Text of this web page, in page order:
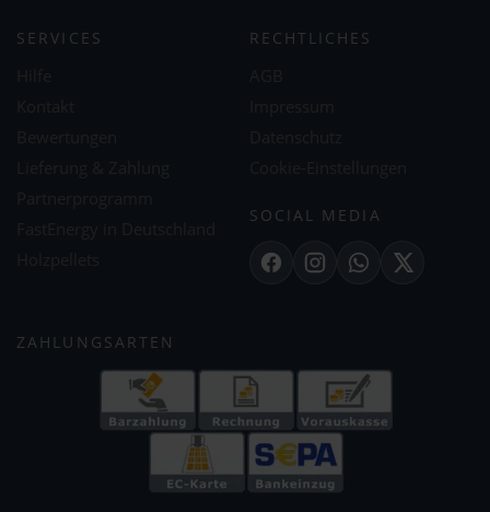
SERVICES RECHTLICHES
SOCIAL MEDIA
FacebookInstagramWhatsApp
X
ZAHLUNGSARTEN